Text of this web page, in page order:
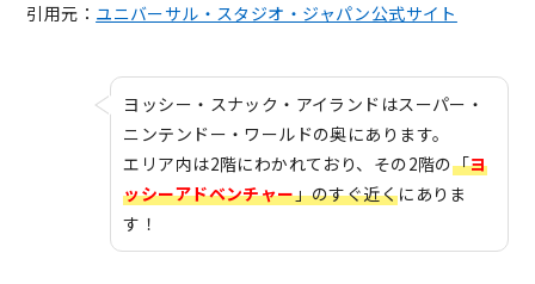
引用元： ユニバーサル・スタジオ・ジャパン公式サイト
ヨッシー・スナック・アイランドはスーパー・
ニンテンドー・ワールドの奥にあります。
エリア内は2階にわかれており、その2階の「ヨ
ッシーアドベンチャー」のすぐ近くにありま
す！